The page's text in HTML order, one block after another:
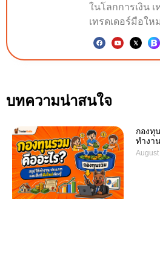
ในโลกการเงิน
เทรดเดอร์มือใ
บทความน่าสนใจ
กองทุ
ทำงา